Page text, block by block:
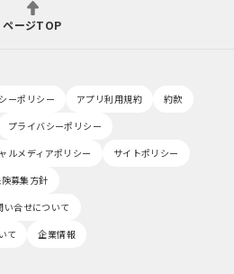
ページTOP
ーポリシー アプリ利用規約
約款
プライバシーポリシー
ルメディアポリシー
サイトポリシー
募集方針
い合せについて
て
企業情報